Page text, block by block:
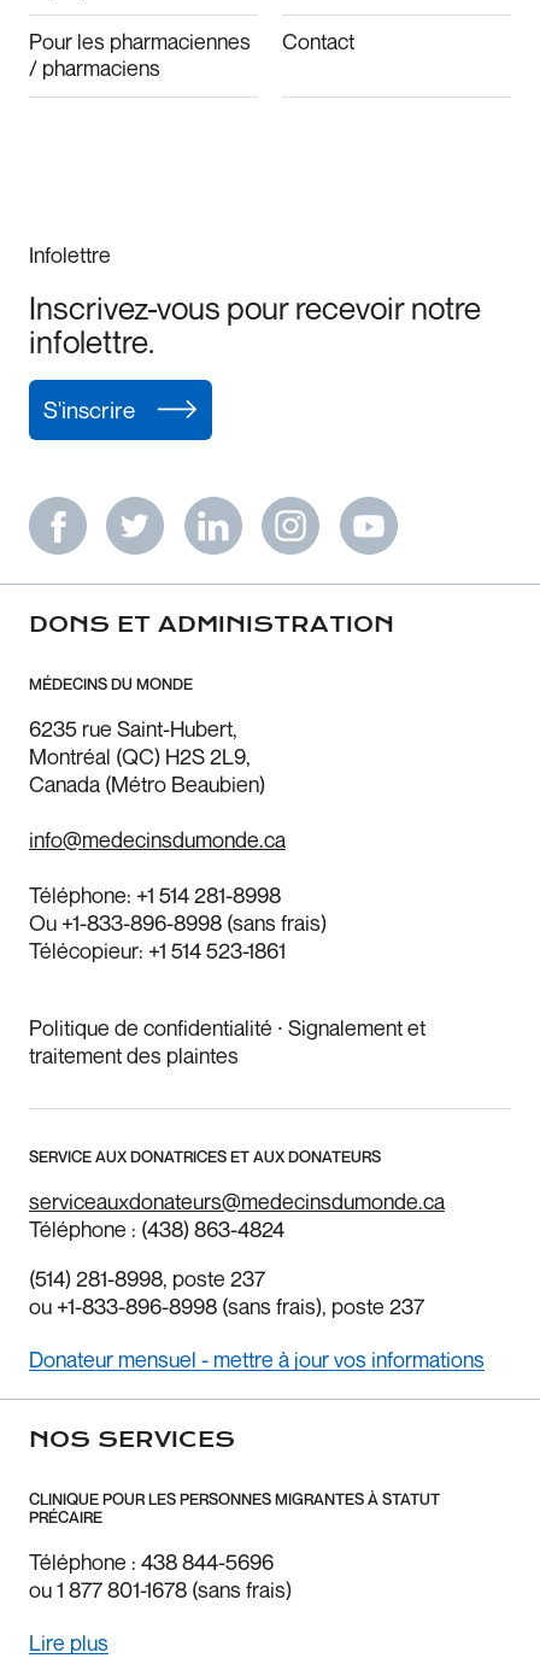
Pour les pharmaciennes
/ pharmaciens
Contact
Infolettre
Inscrivez-vous pour recevoir notre
infolettre.
S'inscrire
DONS ET ADMINISTRATION
MÉDECINS DU MONDE
6235 rue Saint-Hubert,
Montréal (QC) H2S 2L9,
Canada (Métro Beaubien)
info@medecinsdumonde.ca
Téléphone: +1 514 281-8998
Ou +1-833-896-8998(sans frais)
Télécopieur: +1 514 523-1861
Politique de confidentialité ⸱ Signalement et
traitement des plaintes
SERVICE AUX DONATRICES ET AUX DONATEURS
serviceauxdonateurs@medecinsdumonde.ca
Téléphone : (438) 863-4824
(514) 281-8998, poste 237
ou +1-833-896-8998(sans frais), poste 237
Donateur mensuel - mettre à jour vos informations
NOS SERVICES
CLINIQUE POUR LES PERSONNES MIGRANTES À STATUT
PRÉCAIRE
Téléphone : 438 844-5696
ou 1 877 801-1678 (sans frais)
Lire plus